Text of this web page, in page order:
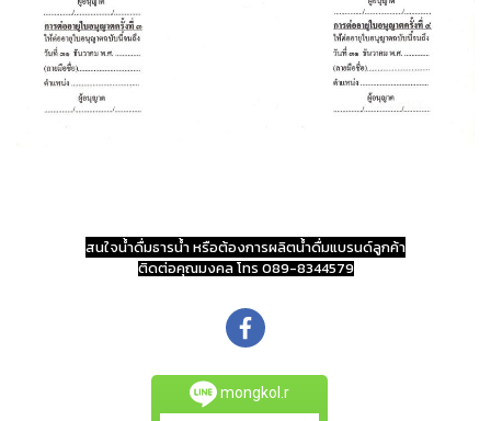
สนใจน้ำดื่มธารน้ำ หรือต้องการผลิตน้ำดื่มแบรนด์ลูกค้า
ติดต่อคุณมงคล โทร 089-8344579
mongkol.r